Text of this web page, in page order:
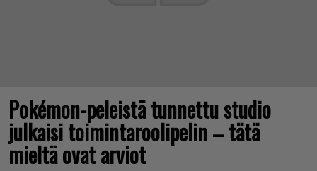
Pokémon-peleistä tunnettu studio
julkaisi toimintaroolipelin – tätä
mieltä ovat arviot